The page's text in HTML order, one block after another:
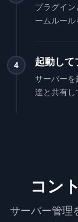
プラグイ
ームルール
4 起動して
サーバー
達と共有し
コン
サーバー管理